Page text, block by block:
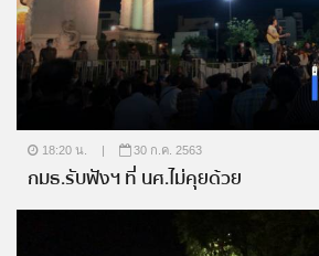
18:20 น. | 30 ก.ค. 2563
กมธ.รับฟังฯ ที่ นศ.ไม่คุยด้วย